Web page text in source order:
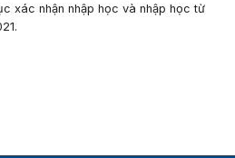
xác nhận nhập học và nhập học từ
.